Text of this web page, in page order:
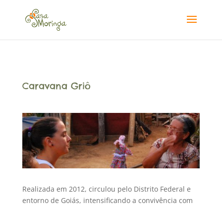
Caravana Griô
Realizada em 2012, circulou pelo Distrito Federal e
entorno de Goiás, intensificando a convivência com